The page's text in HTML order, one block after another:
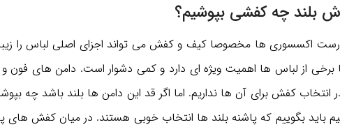
بلند چه کفشی بپوشیم؟
اکسسوری ها مخصوصا کیف و کفش می تواند اجزای اصلی لباس را
از لباس ها اهمیت ویژه ای دارد و کمی دشوار است. دامن های فون و
کفش برای آن ها نداریم. اما اگر قد این دامن ها بلند باشد چه
باید بگوییم که پاشنه بلند ها انتخاب خوبی هستند. در میان کفش های